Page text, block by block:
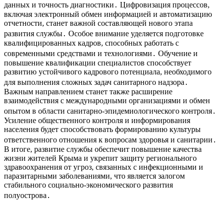
данных и точность диагностики․ Цифровизация процессов,
включая электронный обмен информацией и автоматизацию
отчетности, станет важной составляющей нового этапа
развития службы․ Особое внимание уделяется подготовке
квалифицированных кадров, способных работать с
современными средствами и технологиями․ Обучение и
повышение квалификации специалистов способствует
развитию устойчивого кадрового потенциала, необходимого
для выполнения сложных задач санитарного надзора․
Важным направлением станет также расширение
взаимодействия с международными организациями и обмен
опытом в области санитарно-эпидемиологического контроля․
Усиление общественного контроля и информирования
населения будет способствовать формированию культуры
ответственного отношения к вопросам здоровья и санитарии․
В итоге, развитие службы обеспечит повышение качества
жизни жителей Крыма и укрепит защиту регионального
здравоохранения от угроз, связанных с инфекционными и
паразитарными заболеваниями, что является залогом
стабильного социально-экономического развития
полуострова․